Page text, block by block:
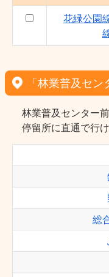
花緑公園
「林業普及セ
林業普及センター
停留所に直通で行け
総